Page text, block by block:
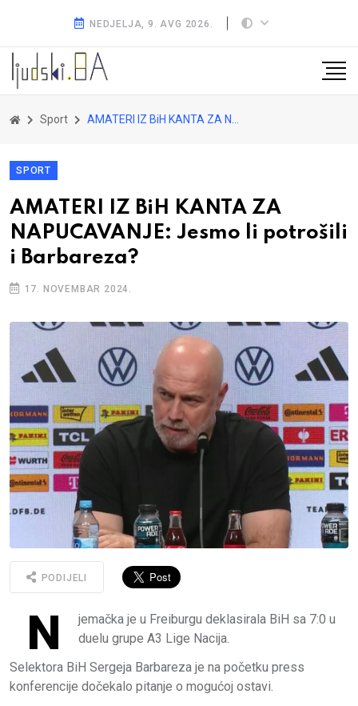
NEDJELJA, 9. AVG 2026.
Sport AMATERI IZ BiH KANTA ZA NAPUCAVANJE: Jesmo li potrošili i Barbareza?
SPORT
AMATERI IZ BiH KANTA ZA
NAPUCAVANJE: Jesmo li potrošili
i Barbareza?
17. NOVEMBAR 2024.
PODIJELI
N
jemačka je u Freiburgu deklasirala BiH sa 7:0 u
duelu grupe A3 Lige Nacija.
Selektora BiH Sergeja Barbareza je na početku press
konferencije dočekalo pitanje o mogućoj ostavi.